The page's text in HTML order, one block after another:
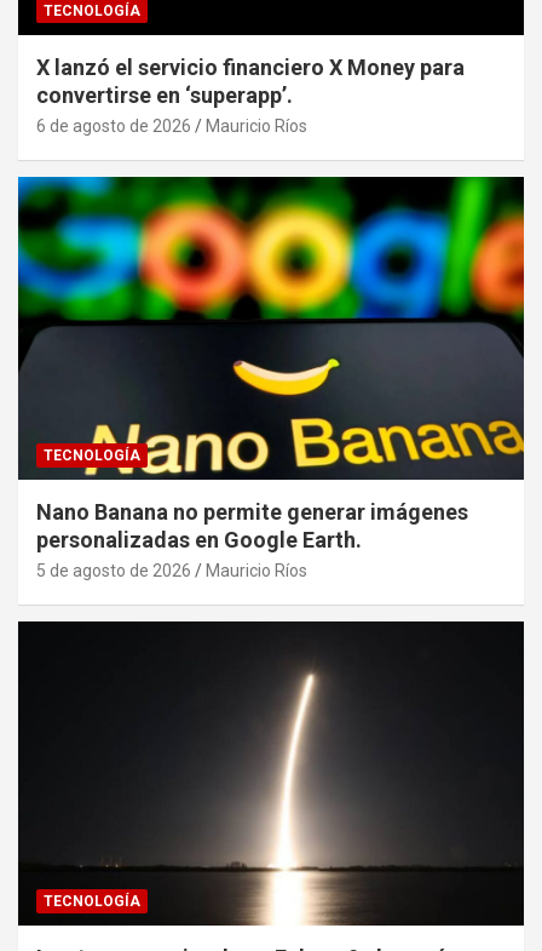
TECNOLOGÍA
X lanzó el servicio financiero X Money para
convertirse en ‘superapp’.
6 de agosto de 2026 Mauricio Ríos
TECNOLOGÍA
Nano Banana no permite generar imágenes
personalizadas en Google Earth.
5 de agosto de 2026 Mauricio Ríos
TECNOLOGÍA